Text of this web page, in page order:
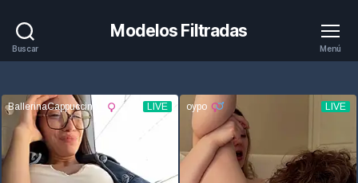
Buscar
Modelos Filtradas
Menú